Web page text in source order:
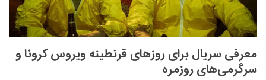
معرفی سریال برای روزهای قرنطینه‌ ویروس کرونا و
سرگرمی‌های روزمره